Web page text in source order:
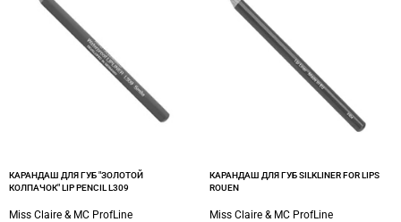
КАРАНДАШ ДЛЯ ГУБ "ЗОЛОТОЙ
КОЛПАЧОК" LIP PENCIL L309
Miss Claire & MC ProfLine
КАРАНДАШ ДЛЯ ГУБ SILKLINER FOR LIPS
ROUEN
Miss Claire & MC ProfLine